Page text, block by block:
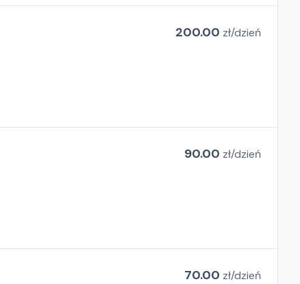
200.00 zł/dzień
90.00 zł/dzień
70.00 zł/dzień